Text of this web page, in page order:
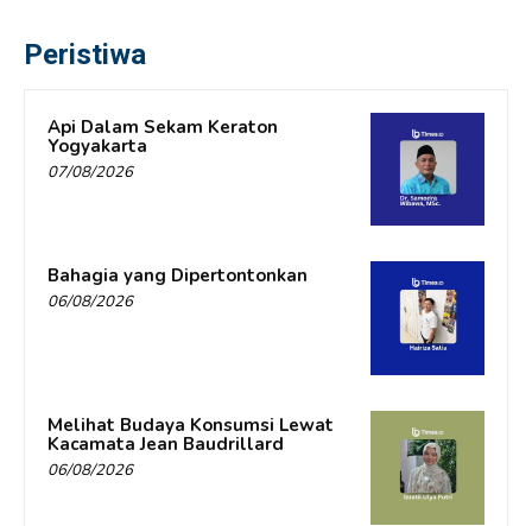
Peristiwa
Api Dalam Sekam Keraton
Yogyakarta
07/08/2026
Bahagia yang Dipertontonkan
06/08/2026
Melihat Budaya Konsumsi Lewat
Kacamata Jean Baudrillard
06/08/2026